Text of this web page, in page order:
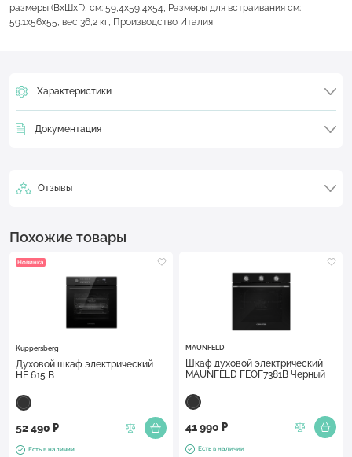
размеры (ВхШхГ), cм: 59,4х59,4х54, Размеры для встраивания см:
59.1х56х55, вес 36,2 кг, Производство Италия
Характеристики
Документация
Отзывы
Похожие товары
Новинка
Kuppersberg
Духовой шкаф электрический
HF 615 B
52 490 ₽
Есть в наличии
MAUNFELD
Шкаф духовой электрический
MAUNFELD FEOF7381B Черный
41 990 ₽
Есть в наличии